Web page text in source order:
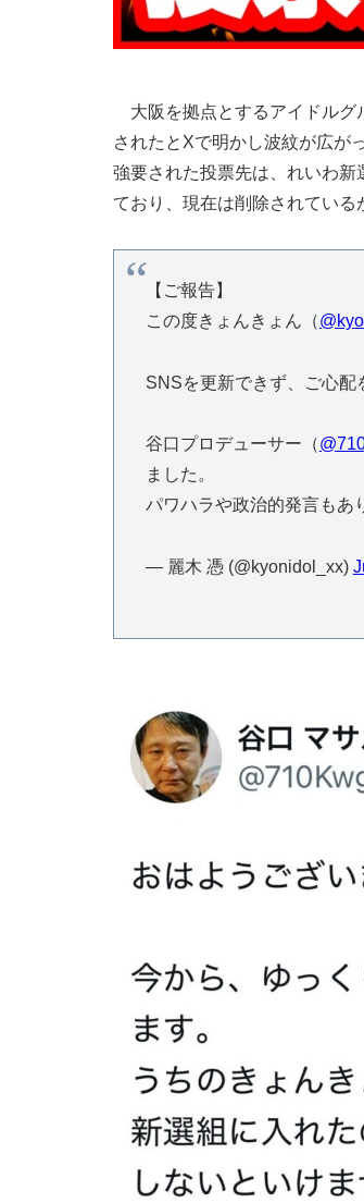
大阪を拠点とするアイドルグ
されたとXで明かし波紋が広が
強要された投票先は、れいわ
ており、現在は削除されている
【ご報告】
この度きょんきょん（
SNSを更新できず、ご心配
谷口プロデューサー（
ました。
パワハラや政治的発言もあ
— 麗木 憑 (@kyonidol_xx)